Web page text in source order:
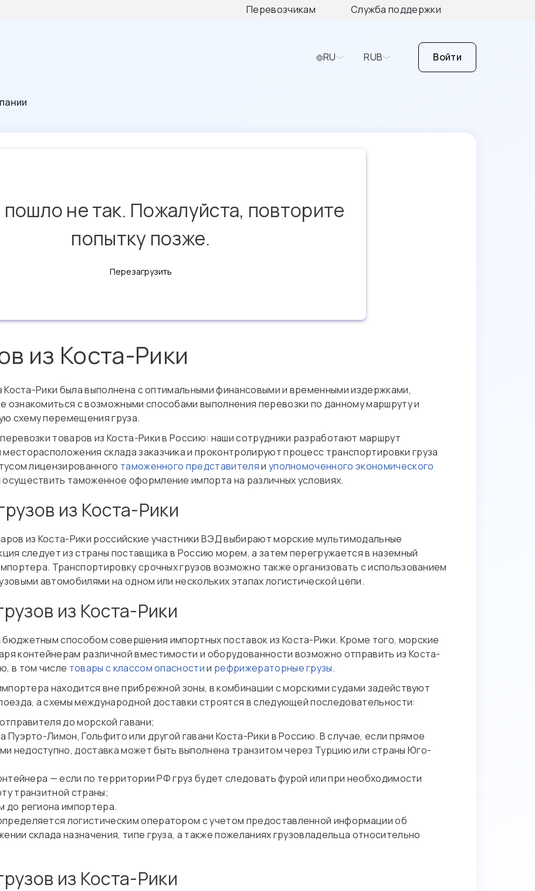
Перевозчикам Служба поддержки
RU RUB Войти
не так. Пожалуйста, повторите
попытку позже.
Перезагрузить
из Коста-Рики
Коста-Рики была выполнена с оптимальными финансовыми и временными издержками,
ознакомиться с возможными способами выполнения перевозки по данному маршруту и
схему перемещения груза.
товаров из Коста-Рики в Россию: наши сотрудники разработают маршрут
склада заказчика и проконтролируют процесс транспортировки груза
лицензированного таможенного представителяи уполномоченного экономического
таможенное оформление импорта на различных условиях.
из Коста-Рики
из Коста-Рики российские участники ВЭД выбирают морские мультимодальные
следует из страны поставщика в Россию морем, а затем перегружается в наземный
Транспортировку срочных грузов возможно также организовать с использованием
автомобилями на одном или нескольких этапах логистической цепи.
из Коста-Рики
способом совершения импортных поставок из Коста-Рики. Кроме того, морские
контейнерам различной вместимости и оборудованности возможно отправить из Коста-
в том числе товары с классом опасностии рефрижераторные грузы.
находится вне прибрежной зоны, в комбинации с морскими судами задействуют
а схемы международной доставки строятся в следующей последовательности:
до морской гавани;
Пуэрто-Лимон, Гольфито или другой гавани Коста-Рики в Россию. В случае, если прямое
недоступно, доставка может быть выполнена транзитом через Турцию или страны Юго-
— если по территории РФ груз будет следовать фурой или при необходимости
транзитной страны;
до региона импортера.
логистическим оператором с учетом предоставленной информации об
склада назначения, типе груза, а также пожеланиях грузовладельца относительно
из Коста-Рики